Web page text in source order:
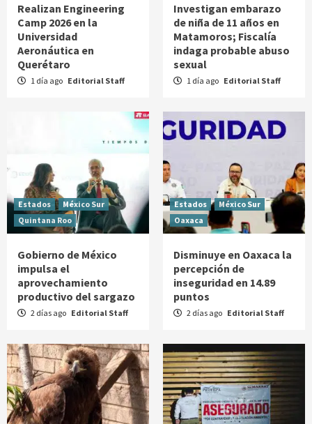
Realizan Engineering
Camp 2026 en la
Universidad
Aeronáutica en
Querétaro
1 día ago Editorial Staff
Investigan embarazo
de niña de 11 años en
Matamoros; Fiscalía
indaga probable abuso
sexual
1 día ago Editorial Staff
Estados
México Sur
Quintana Roo
Gobierno de México
impulsa el
aprovechamiento
productivo del sargazo
2 días ago Editorial Staff
Estados
México Sur
Oaxaca
Disminuye en Oaxaca la
percepción de
inseguridad en 14.89
puntos
2 días ago Editorial Staff